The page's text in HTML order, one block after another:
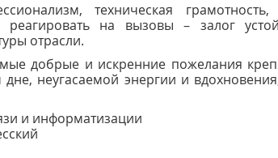
техническая
реагировать на вызовы – залог
отрасли.
добрые и искренние пожелания
неугасаемой энергии и
и информатизации